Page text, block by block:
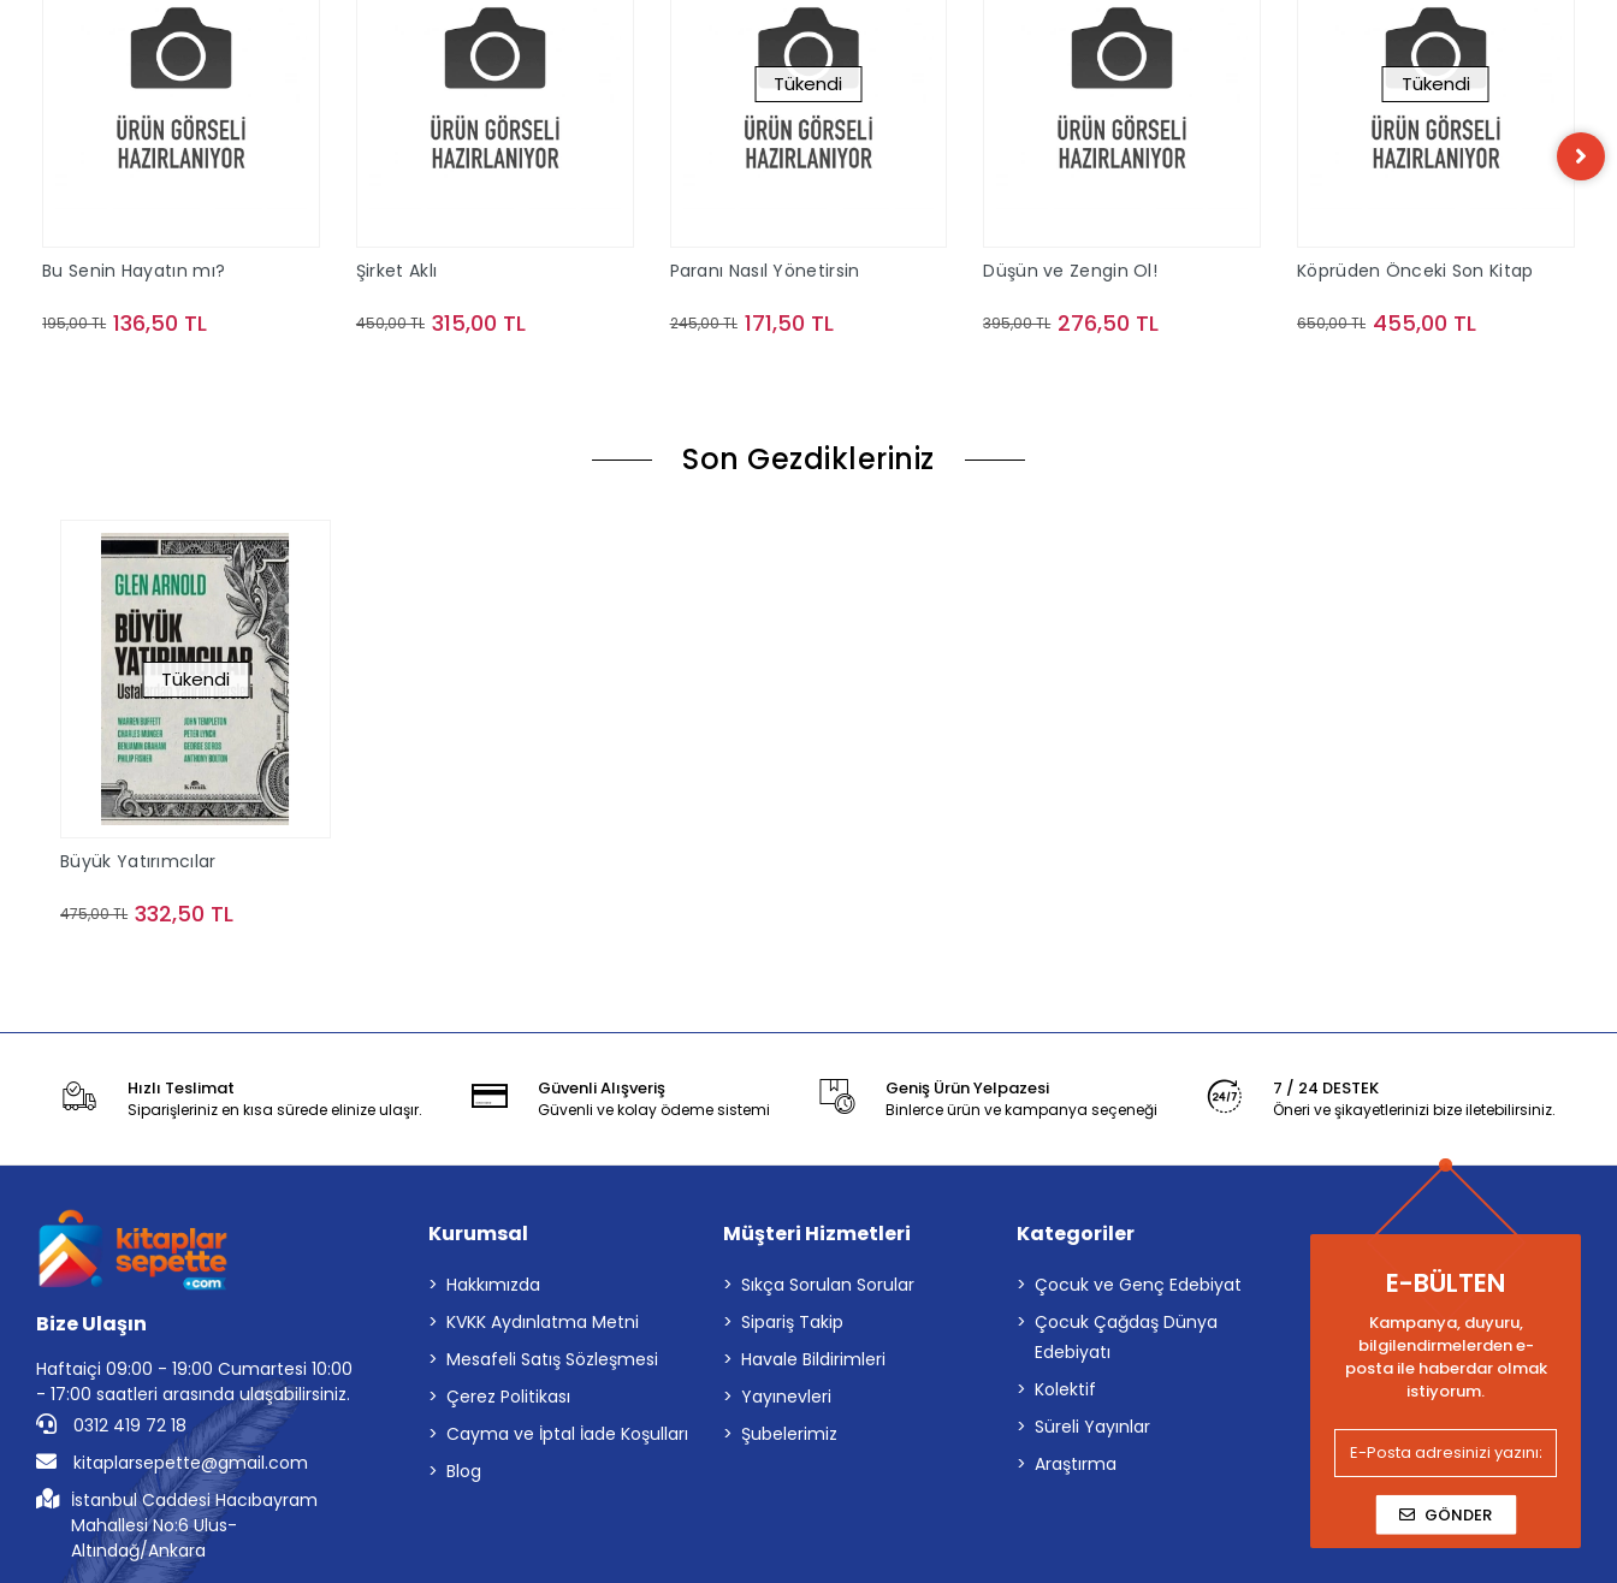
Bu Senin Hayatın mı?
195,00 TL 136,50 TL
Şirket Aklı
450,00 TL 315,00 TL
Tükendi
Paranı Nasıl Yönetirsin
245,00 TL 171,50 TL
Düşün ve Zengin Ol!
395,00 TL 276,50 TL
Tükendi
Köprüden Önceki Son Kitap
650,00 TL 455,00 TL
Son Gezdikleriniz
Tükendi
Büyük Yatırımcılar
475,00 TL 332,50 TL
Hızlı Teslimat
Siparişleriniz en kısa sürede elinize ulaşır.
Güvenli Alışveriş
Güvenli ve kolay ödeme sistemi
Geniş Ürün Yelpazesi
Binlerce ürün ve kampanya seçeneği
7 / 24 DESTEK
Öneri ve şikayetlerinizi bize iletebilirsiniz.
Bize Ulaşın
Haftaiçi 09:00 - 19:00 Cumartesi 10:00
- 17:00 saatleri arasında ulaşabilirsiniz.
0312 419 72 18
kitaplarsepette@gmail.com
İstanbul Caddesi Hacıbayram
Mahallesi No:6 Ulus-
Altındağ/Ankara
Kurumsal
Hakkımızda
KVKK Aydınlatma Metni
Mesafeli Satış Sözleşmesi
Çerez Politikası
Cayma ve İptal İade Koşulları
Blog
Müşteri Hizmetleri
Sıkça Sorulan Sorular
Sipariş Takip
Havale Bildirimleri
Yayınevleri
Şubelerimiz
Kategoriler
Çocuk ve Genç Edebiyat
Çocuk Çağdaş Dünya
Edebiyatı
Kolektif
Süreli Yayınlar
Araştırma
E-BÜLTEN
Kampanya, duyuru,
bilgilendirmelerden e-
posta ile haberdar olmak
istiyorum.
GÖNDER